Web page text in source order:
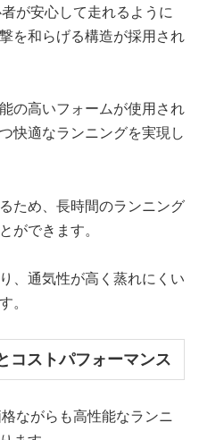
が安心して走れるように
を和らげる構造が採用され
の高いフォームが使用され
快適なランニングを実現し
ため、長時間のランニング
ができます。
、通気性が高く蒸れにくい
。
コストパフォーマンス
ながらも高性能なランニ